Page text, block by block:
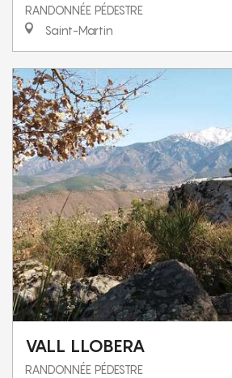
RANDONNÉE PÉDESTRE
Saint-Martin
VALL LLOBERA
RANDONNÉE PÉDESTRE